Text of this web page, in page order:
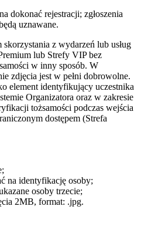
dokonać rejestracji; zgłoszenia
uznawane.
z wydarzeń lub usług
lub Strefy VIP bez
w inny sposób. W
zdjęcia jest w pełni dobrowolne.
element identyfikujący uczestnika
Organizatora oraz w zakresie
tożsamości podczas wejścia
dostępem (Strefa
na identyfikację osoby;
osoby trzecie;
2MB, format: .jpg.